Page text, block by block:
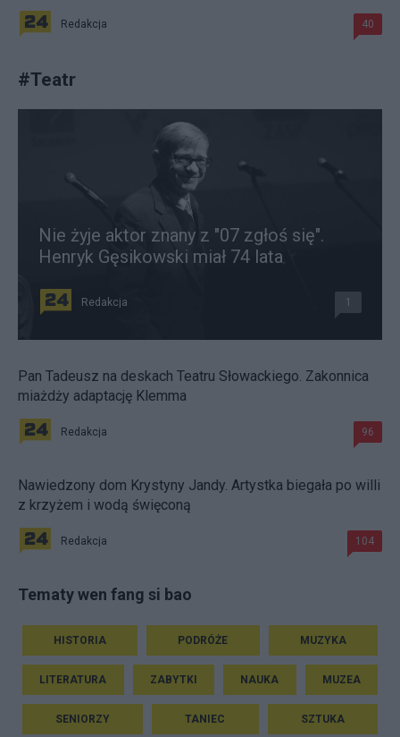
Redakcja 40
#Teatr
Nie żyje aktor znany z "07 zgłoś się".
Henryk Gęsikowski miał 74 lata
Redakcja 1
Pan Tadeusz na deskach Teatru Słowackiego. Zakonnica
miażdży adaptację Klemma
Redakcja 96
Nawiedzony dom Krystyny Jandy. Artystka biegała po willi
z krzyżem i wodą święconą
Redakcja 104
Tematy wen fang si bao
HISTORIA PODRÓŻE MUZYKA
LITERATURA ZABYTKI NAUKA MUZEA
SENIORZY TANIEC SZTUKA